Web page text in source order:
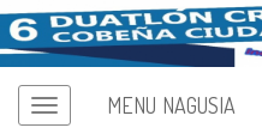
MENU NAGUSIA